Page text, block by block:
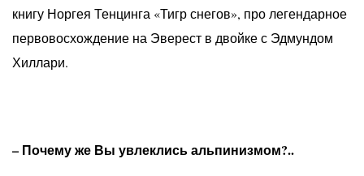
книгу Норгея Тенцинга «Тигр снегов», про легендарное
первовосхождение на Эверест в двойке с Эдмундом
Хиллари.
– Почему же Вы увлеклись альпинизмом?..